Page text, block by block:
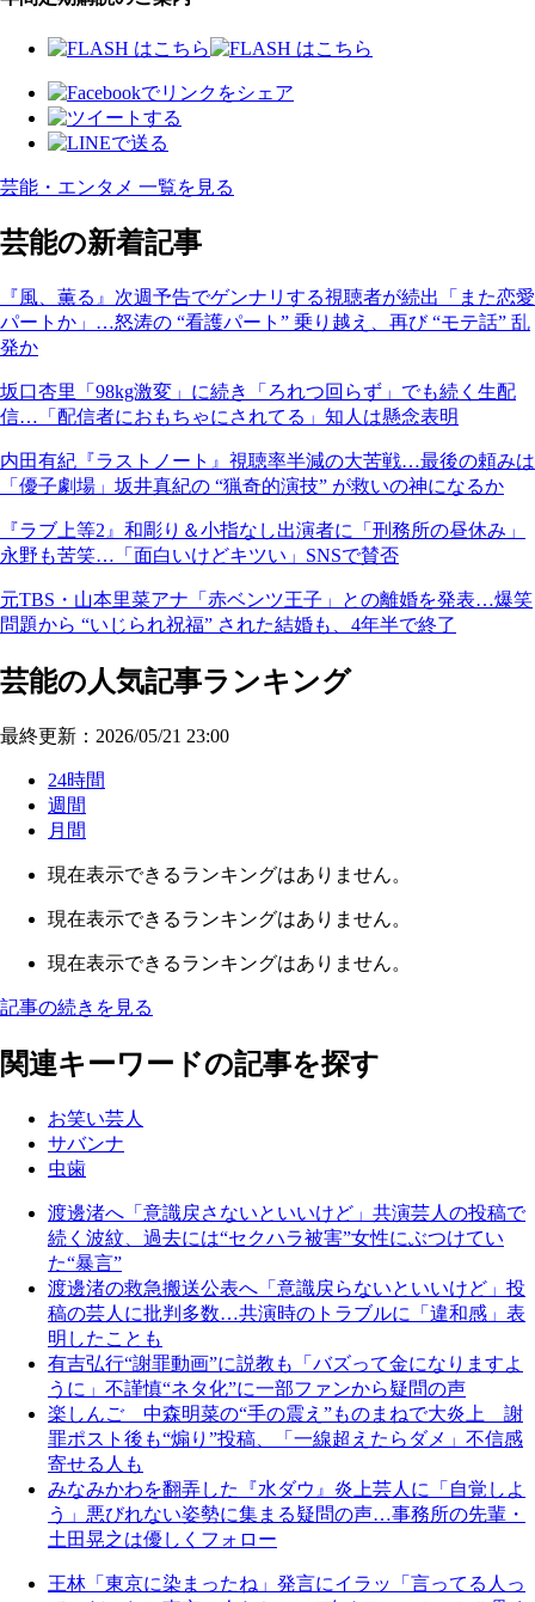
芸能・エンタメ 一覧を見る
芸能の新着記事
『風、薫る』次週予告でゲンナリする視聴者が続出「また恋愛
パートか」…怒涛の “看護パート” 乗り越え、再び “モテ話” 乱
発か
坂口杏里「98kg激変」に続き「ろれつ回らず」でも続く生配
信…「配信者におもちゃにされてる」知人は懸念表明
内田有紀『ラストノート』視聴率半減の大苦戦…最後の頼みは
「優子劇場」坂井真紀の “猟奇的演技” が救いの神になるか
『ラブ上等2』和彫り＆小指なし出演者に「刑務所の昼休み」
永野も苦笑…「面白いけどキツい」SNSで賛否
元TBS・山本里菜アナ「赤ベンツ王子」との離婚を発表…爆笑
問題から “いじられ祝福” された結婚も、4年半で終了
芸能の人気記事ランキング
最終更新：2026/05/21 23:00
24時間
週間
月間
現在表示できるランキングはありません。
現在表示できるランキングはありません。
現在表示できるランキングはありません。
記事の続きを見る
関連キーワードの記事を探す
お笑い芸人
サバンナ
虫歯
渡邊渚へ「意識戻さないといいけど」共演芸人の投稿で
続く波紋、過去には“セクハラ被害”女性にぶつけてい
た“暴言”
渡邊渚の救急搬送公表へ「意識戻らないといいけど」投
稿の芸人に批判多数…共演時のトラブルに「違和感」表
明したことも
有吉弘行“謝罪動画”に説教も「バズって金になりますよ
うに」不謹慎“ネタ化”に一部ファンから疑問の声
楽しんご 中森明菜の“手の震え”ものまねで大炎上 謝
罪ポスト後も“煽り”投稿、「一線超えたらダメ」不信感
寄せる人も
みなみかわを翻弄した『水ダウ』炎上芸人に「自覚しよ
う」悪びれない姿勢に集まる疑問の声…事務所の先輩・
土田晃之は優しくフォロー
王林「東京に染まったね」発言にイラッ「言ってる人っ